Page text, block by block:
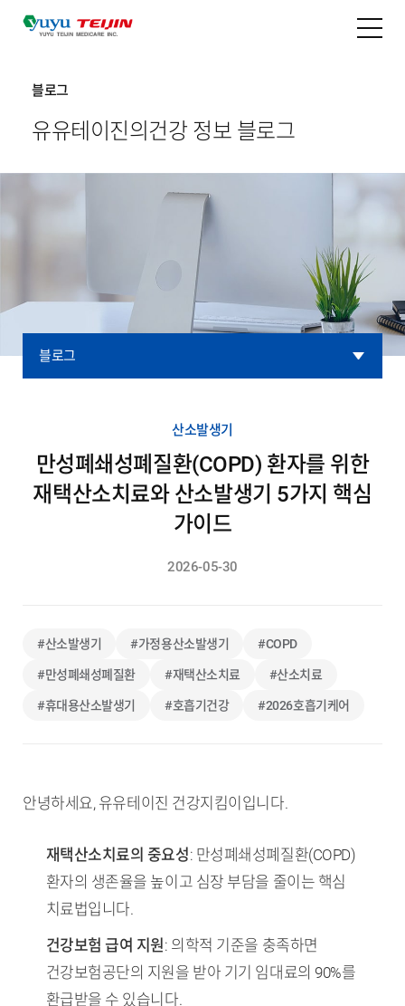
블로그
유유테이진의 건강 정보 블로그
블로그
산소발생기
만성폐쇄성폐질환(COPD) 환자를 위한
재택산소치료와 산소발생기 5가지 핵심
가이드
2026-05-30
#산소발생기 #가정용산소발생기 #COPD
#만성폐쇄성폐질환 #재택산소치료 #산소치료
#휴대용산소발생기 #호흡기건강 #2026호흡기케어
안녕하세요, 유유테이진 건강지킴이입니다.
TL;DR (핵심 요약)
재택산소치료의 중요성: 만성폐쇄성폐질환(COPD)
환자의 생존율을 높이고 심장 부담을 줄이는 핵심
치료법입니다.
건강보험 급여 지원: 의학적 기준을 충족하면
건강보험공단의 지원을 받아 기기 임대료의 90%를
환급받을 수 있습니다.